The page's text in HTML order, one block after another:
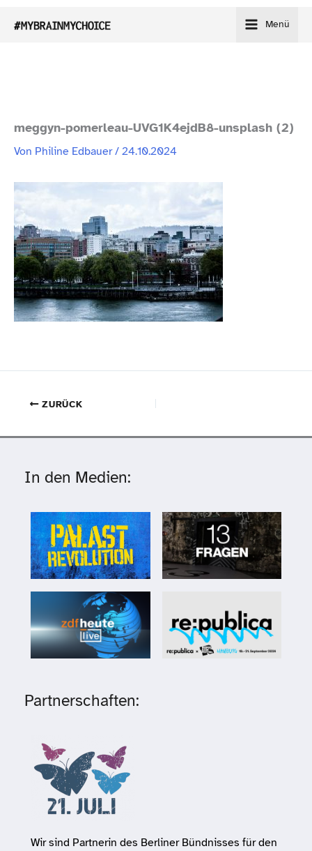
Inhalt
Menü
meggyn-​pomerleau-​UVG1K4ejdB8-​unsplash (2)
Von Philine Edbauer/24.10.2024
ZURÜCK
In den Medien:
Partnerschaften:
Wir sind Partnerin des Berliner Bündnisses für den